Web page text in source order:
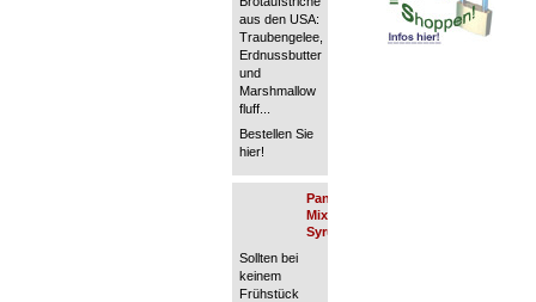
aus den USA:
Traubengelee,
Erdnussbutter
und
Marshmallow
fluff...
Bestellen Sie
hier!
Pancake
Mixes &
Syrup
Sollten bei
keinem
Frühstück